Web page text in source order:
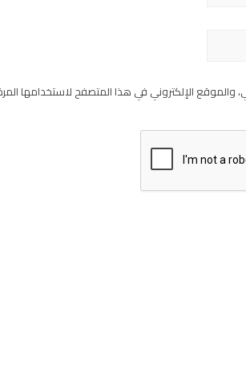
والموقع الإلكتروني في هذا المتصفح لاستخدامها